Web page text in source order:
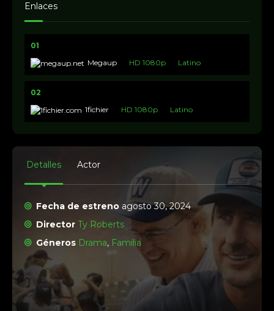
Enlaces
01
Megaup
HD 1080p Latino
02
1fichier
HD 1080p Latino
Detalles Actor
Fecha de estreno agosto 30, 2024
Director Ty Roberts
Géneros Drama, Familia